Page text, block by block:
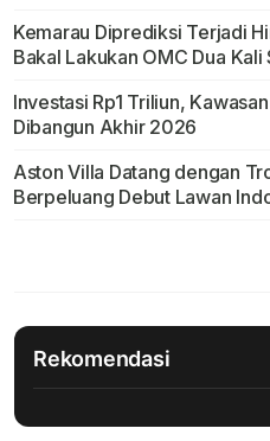
Kemarau Diprediksi Terjadi
Bakal Lakukan OMC Dua Kali
Investasi Rp1 Triliun,
Dibangun Akhir 2026
Aston Villa Datang dengan
Berpeluang Debut Lawan
Rekomendasi